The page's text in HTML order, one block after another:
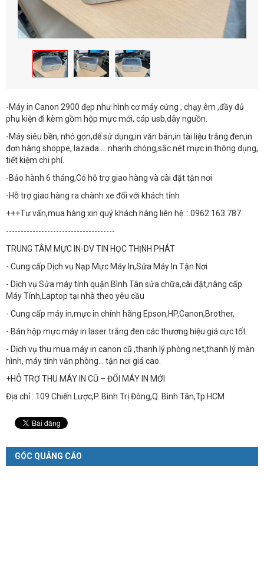
-Máy in Canon 2900 đẹp như hình cơ máy cứng , chạy êm ,đầy đủ
phụ kiện đi kèm gồm hộp mực mới, cáp usb,dây nguồn.
-Máy siêu bền, nhỏ gọn,dể sử dụng,in văn bản,in tài liệu trắng đen,in
đơn hàng shoppe, lazada.... nhanh chóng,sắc nét mực in thông dụng,
tiết kiệm chi phí.
-Bảo hành 6 tháng,Có hỗ trợ giao hàng và cài đặt tận nơi
-Hỗ trợ giao hàng ra chành xe đối với khách tỉnh
+++Tư vấn,mua hàng xin quý khách hàng liên hệ: : 0962.163.787
-------------------------------------
TRUNG TÂM MỰC IN-DV TIN HỌC THỊNH PHÁT
- Cung cấp Dịch vụ Nạp Mực Máy In,Sửa Máy In Tận Nơi
- Dịch vụ Sửa máy tính quận Bình Tân sửa chữa,cài đặt,nâng cấp
Máy Tính,Laptop tại nhà theo yêu cầu
- Cung cấp máy in,mực in chính hãng Epson,HP,Canon,Brother,
- Bán hộp mực máy in laser trắng đen các thương hiệu giá cực tốt.
- Dịch vụ thu mua máy in canon cũ ,thanh lý phòng net,thanh lý màn
hình, máy tính văn phòng… tận nơi giá cao.
+HỖ TRỢ THU MÁY IN CŨ – ĐỔI MÁY IN MỚI
Địa chỉ : 109 Chiến Lược,P. Bình Trị Đông,Q. Bình Tân,Tp.HCM
GÓC QUẢNG CÁO